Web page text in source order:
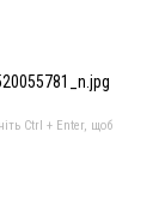
Ctrl + Enter, щоб